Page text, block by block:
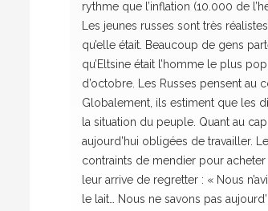
rythme que l’inflation (10.000 de
Les jeunes russes sont très
qu’elle était. Beaucoup de gens
qu’Eltsine était l’homme le plus
d’octobre. Les Russes pensent au
Globalement, ils estiment que les
la situation du peuple. Quant au
aujourd’hui obligées de travailler.
contraints de mendier pour
leur arrive de regretter : « Nous
le lait… Nous ne savons pas